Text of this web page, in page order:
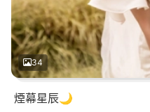
34
煙幕星辰🌙